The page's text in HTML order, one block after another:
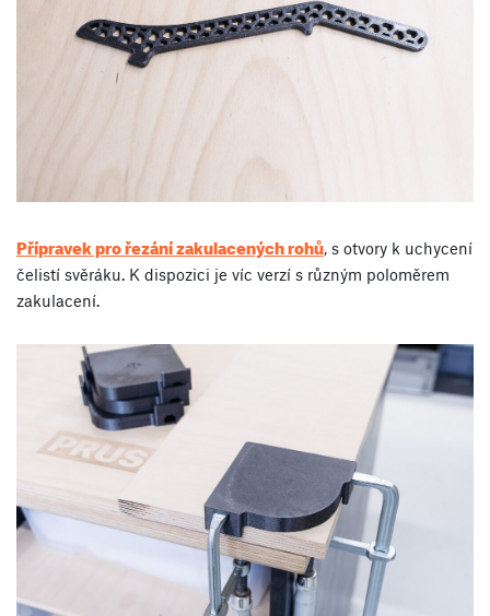
Přípravek pro řezání zakulacených rohů, s otvory k uchycení
čelistí svěráku. K dispozici je víc verzí s různým poloměrem
zakulacení.